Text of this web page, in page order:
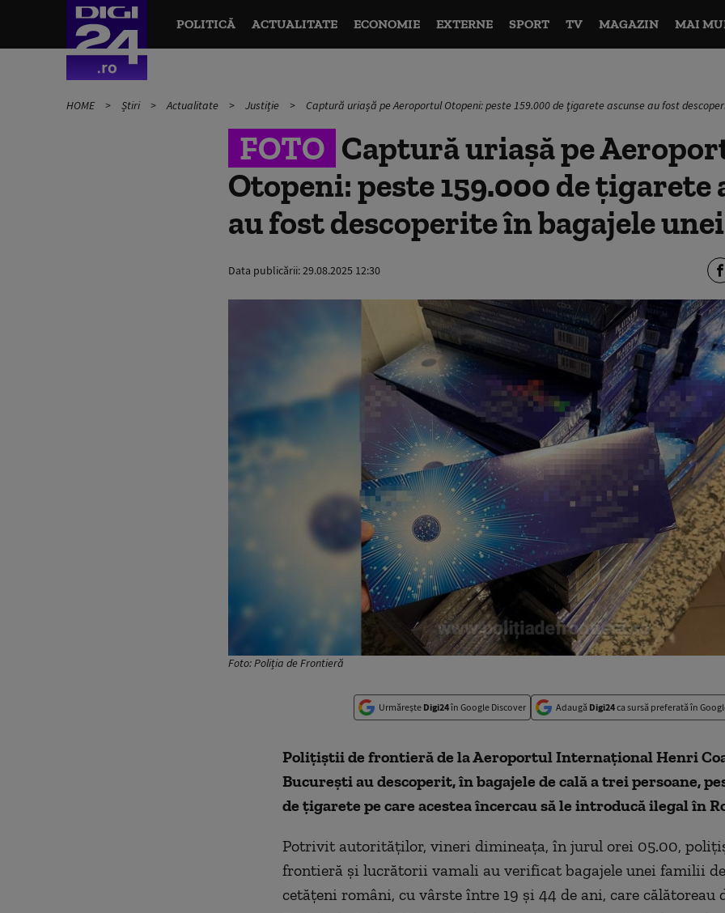
POLITICĂ ACTUALITATE ECONOMIE EXTERNE SPORT TV MAGAZIN MAI
HOME Știri Actualitate Justiție Captură uriașă pe Aeroportul Otopeni: peste 159.000 de ţigarete ascunse au fost
FOTO Captură uriașă pe
Otopeni: peste 159.000 de ţigarete
au fost descoperite în bagajele
Data publicării:29.08.2025 12:30
Foto: Poliția de Frontieră
Urmărește Digi24în Google Discover Adaugă Digi24ca sursă preferată în
Polițiștii de frontieră de la Aeroportul Internațional Henri
București au descoperit, în bagajele de cală a trei persoane,
de țigarete pe care acestea încercau să le introducă ilegal în
Potrivit autorităților, vineri dimineața, în jurul orei 05.00,
frontieră și lucrătorii vamali au verificat bagajele unei familii
cetățeni români, cu vârste între 19 și 44 de ani, care călătoreau